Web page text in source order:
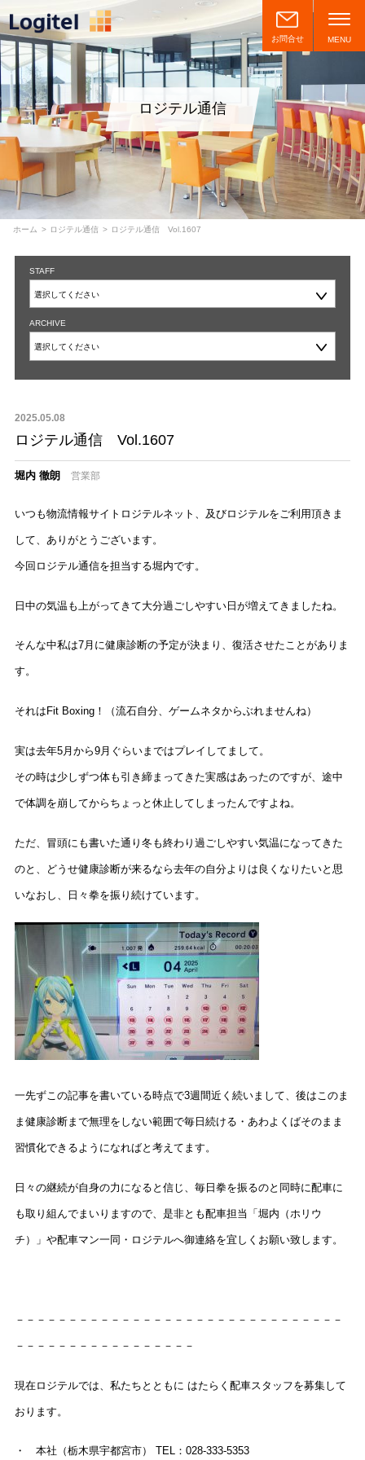
お問合せ MENU
ロジテル通信
ホーム ロジテル通信 ロジテル通信 Vol.1607
STAFF
ARCHIVE
2025.05.08
ロジテル通信 Vol.1607
堀内 徹朗 営業部
いつも物流情報サイトロジテルネット、及びロジテルをご利用頂きま
して、ありがとうございます。
今回ロジテル通信を担当する堀内です。
日中の気温も上がってきて大分過ごしやすい日が増えてきましたね。
そんな中私は7月に健康診断の予定が決まり、復活させたことがありま
す。
それはFit Boxing！（流石自分、ゲームネタからぶれませんね）
実は去年5月から9月ぐらいまではプレイしてまして。
その時は少しずつ体も引き締まってきた実感はあったのですが、途中
で体調を崩してからちょっと休止してしまったんですよね。
ただ、冒頭にも書いた通り冬も終わり過ごしやすい気温になってきた
のと、どうせ健康診断が来るなら去年の自分よりは良くなりたいと思
いなおし、日々拳を振り続けています。
一先ずこの記事を書いている時点で3週間近く続いまして、後はこのま
ま健康診断まで無理をしない範囲で毎日続ける・あわよくばそのまま
習慣化できるようになればと考えてます。
日々の継続が自身の力になると信じ、毎日拳を振るのと同時に配車に
も取り組んでまいりますので、是非とも配車担当「堀内（ホリウ
チ）」や配車マン一同・ロジテルへ御連絡を宜しくお願い致します。
－－－－－－－－－－－－－－－－－－－－－－－－－－－－－－－
－－－－－－－－－－－－－－－－－
現在ロジテルでは、私たちとともに はたらく配車スタッフを募集して
おります。
・ 本社（栃木県宇都宮市） TEL：028-333-5353